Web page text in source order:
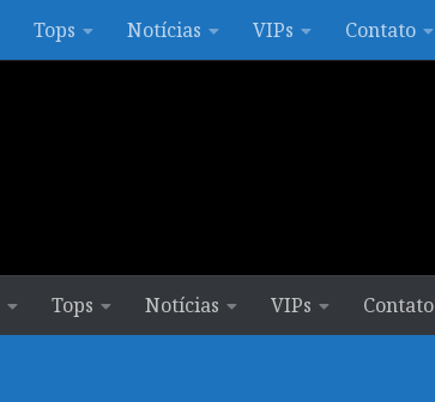
Tops Notícias VIPs Contato
Tops Notícias VIPs Contato